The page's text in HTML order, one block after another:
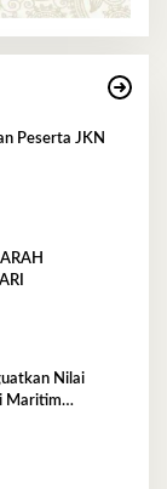
Peserta JKN
Nilai
Maritim